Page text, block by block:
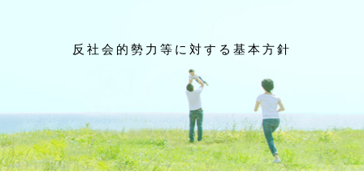
反社会的勢力等に対する基本方針